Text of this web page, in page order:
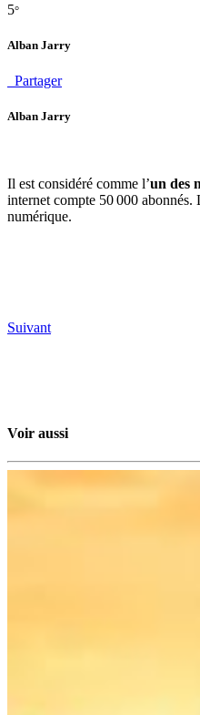
5°
Alban Jarry
Partager
Alban Jarry
Il est considéré comme l’un des
internet compte 50 000 abonnés.
numérique.
Suivant
Voir aussi